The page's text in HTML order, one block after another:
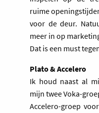
ruime
voor de deur.
meer in op
Dat is een must
Plato & Accelero
Ik houd naast al
mijn twee Voka-
Accelero-groep